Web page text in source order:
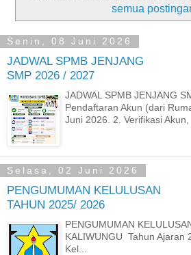
semua
Senin, 08 Juni 2026
JADWAL SPMB JENJANG
SMP 2026 / 2027
JADWAL SPMB JENJANG
Pendaftaran Akun (dari
Juni 2026. 2. Verifikasi Akun,
Selasa, 02 Juni 2026
PENGUMUMAN KELULUSAN
TAHUN 2025/ 2026
PENGUMUMAN
KALIWUNGU Tahun Ajaran
Kel...